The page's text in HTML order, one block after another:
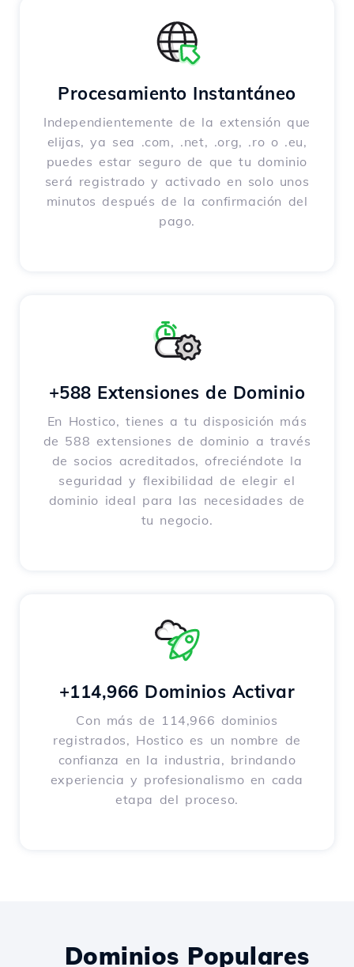
Procesamiento Instantáneo
Independientemente de la extensión que
elijas, ya sea .com, .net, .org, .ro o .eu,
puedes estar seguro de que tu dominio
será registrado y activado en solo unos
minutos después de la confirmación del
pago.
+588 Extensiones de Dominio
En Hostico, tienes a tu disposición más
de 588 extensiones de dominio a través
de socios acreditados, ofreciéndote la
seguridad y flexibilidad de elegir el
dominio ideal para las necesidades de
tu negocio.
+114,966 Dominios Activar
Con más de 114,966 dominios
registrados, Hostico es un nombre de
confianza en la industria, brindando
experiencia y profesionalismo en cada
etapa del proceso.
Dominios Populares